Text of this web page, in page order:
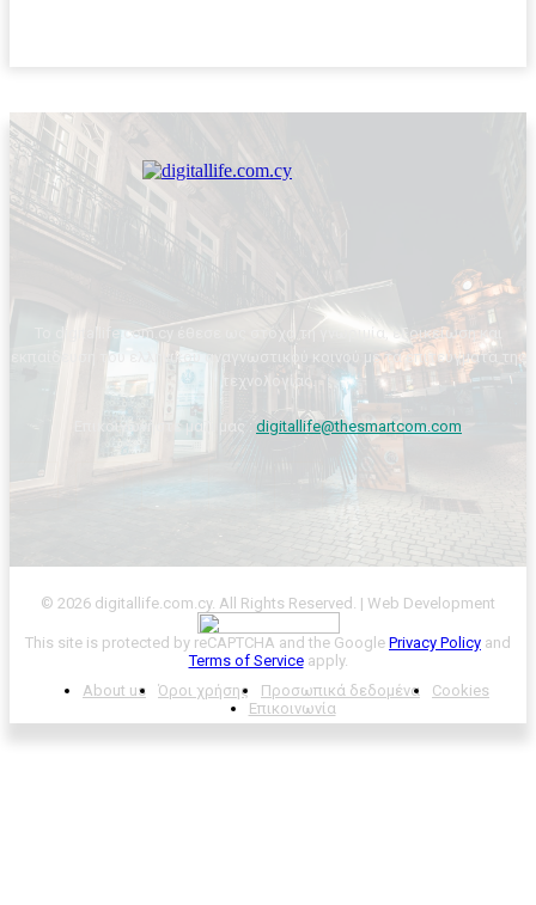
Το digitallife.com.cy έθεσε ως στόχο τη γνωριμία, εξοικείωση και
εκπαίδευση του ελληνικού αναγνωστικού κοινού με τα επιτεύγματα της
τεχνολογίας.
Επικοινωνήστε μαζί μας : digitallife@thesmartcom.com
© 2026 digitallife.com.cy. All Rights Reserved. | Web Development
This site is protected by reCAPTCHA and the Google Privacy Policy and
Terms of Serviceapply.
About us
Όροι χρήσης Προσωπικά δεδομένα
Cookies
Επικοινωνία